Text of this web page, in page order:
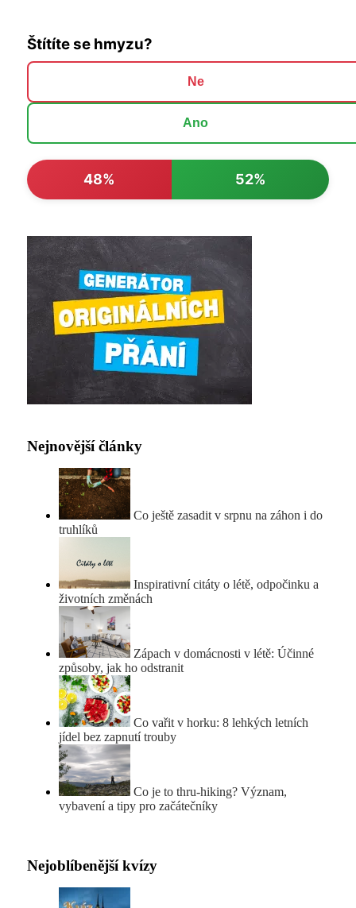
Štítíte se hmyzu?
Ne
Ano
48% 52%
Nejnovější články
Co ještě zasadit v srpnu na záhon i do
truhlíků
Inspirativní citáty o létě, odpočinku a
životních změnách
Zápach v domácnosti v létě: Účinné
způsoby, jak ho odstranit
Co vařit v horku: 8 lehkých letních
jídel bez zapnutí trouby
Co je to thru-hiking? Význam,
vybavení a tipy pro začátečníky
Nejoblíbenější kvízy